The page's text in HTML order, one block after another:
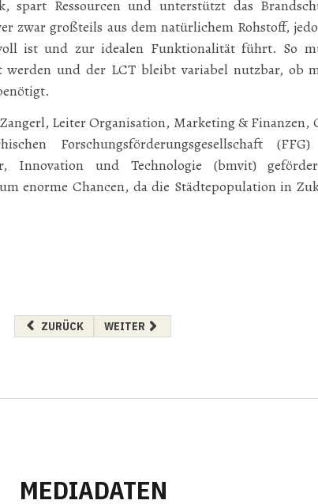
spart Ressourcen und unterstützt das
zwar großteils aus dem natürlichem Rohstoff,
ist und zur idealen Funktionalität führt. So
werden und der LCT bleibt variabel nutzbar, ob
Leiter Organisation, Marketing & Finanzen,
Forschungsförderungsgesellschaft
Innovation und Technologie (bmvit)
enorme Chancen, da die Städtepopulation in
VORHERIGER BEITRAG: ELEKTROAUTOS JETZT BEI
ZURÜCK NÄCHSTER BEITRAG: CONWERT VERGIBT
WEITER
MEDIADATEN